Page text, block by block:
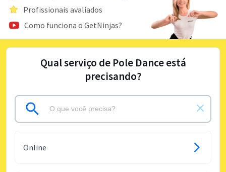
Profissionais avaliados
Como funciona o GetNinjas?
Qual serviço de Pole Dance está
precisando?
Online